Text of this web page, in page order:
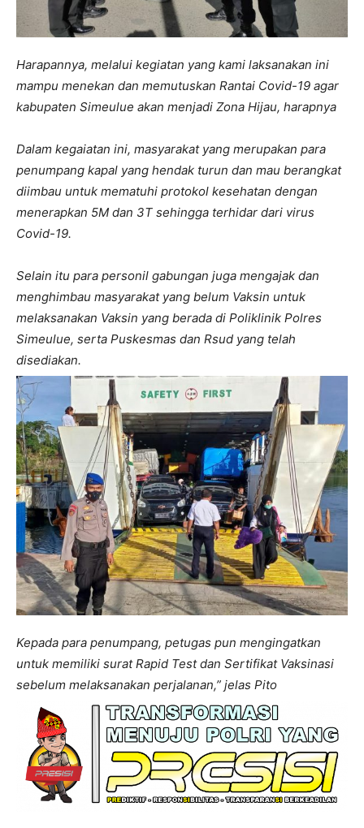
Harapannya, melalui kegiatan yang kami laksanakan ini
mampu menekan dan memutuskan Rantai Covid-19 agar
kabupaten Simeulue akan menjadi Zona Hijau, harapnya
Dalam kegaiatan ini, masyarakat yang merupakan para
penumpang kapal yang hendak turun dan mau berangkat
diimbau untuk mematuhi protokol kesehatan dengan
menerapkan 5M dan 3T sehingga terhidar dari virus
Covid-19.
Selain itu para personil gabungan juga mengajak dan
menghimbau masyarakat yang belum Vaksin untuk
melaksanakan Vaksin yang berada di Poliklinik Polres
Simeulue, serta Puskesmas dan Rsud yang telah
disediakan.
Kepada para penumpang, petugas pun mengingatkan
untuk memiliki surat Rapid Test dan Sertifikat Vaksinasi
sebelum melaksanakan perjalanan,” jelas Pito